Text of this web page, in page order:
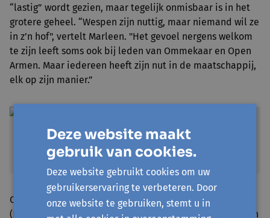
“lastig” wordt gezien, maar tegelijk onmisbaar is in het
grotere geheel. “Wespen zijn nuttig, maar niemand wil ze
in z’n hof", vertelt Marleen. "Het gevoel nergens welkom
te zijn leeft soms ook bij leden van Ommekaar en Open
Armen. Maar iedereen heeft zijn nut in de maatschappij,
elk op zijn manier.”
Onder begeleiding van kunstenares Hilde Lemey
(Kalpak) groeide de groep zichtbaar in eigenaarschap en
Deze website maakt
gebruik van cookies.
Deze website gebruikt cookies om uw
gebruikerservaring te verbeteren. Door
onze website te gebruiken, stemt u in